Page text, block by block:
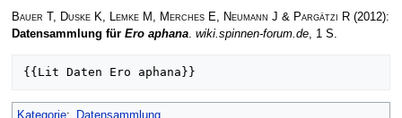
Bauer T, Duske K, Lemke M, Merches E, Neumann J & Pargätzi R(2012):
Datensammlung für Ero aphana. wiki.spinnen-forum.de, 1 S.
Kategorie: Datensammlung